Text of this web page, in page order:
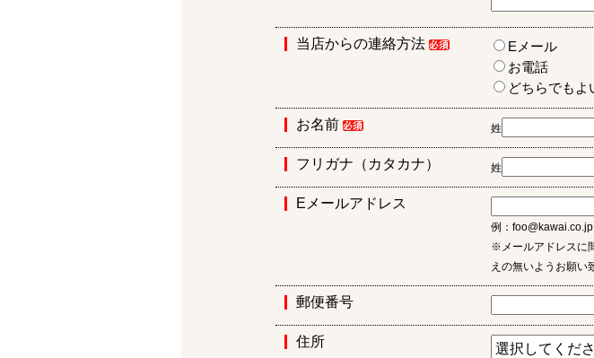
当店からの連絡方法
Eメール
お電話
どちらでもよ
お名前 姓
フリガナ（カタカナ） 姓
Eメールアドレス
例：foo@kawai.co.jp
※メールアドレスに
えの無いようお願い
郵便番号
住所